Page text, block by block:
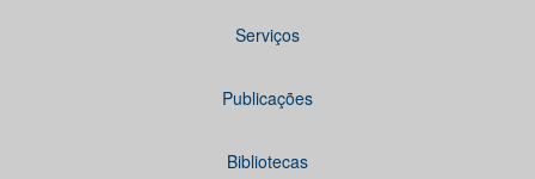
Serviços
Publicações
Bibliotecas